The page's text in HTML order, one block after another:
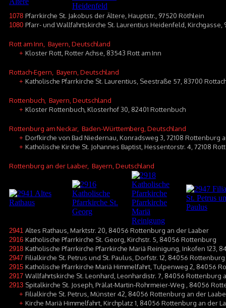
1078 Pfarrkirche St. Jakobus der Ältere, Hauptstr., 97520 Röthlein
1080 Pfarr- und Wallfahrtskirche St. Laurentius Heidenfeld,
Rott am Inn , Bayern, Deutschland
+ Kloster Rott, Rotter Achse, 83543 Rott am Inn
Rottach-Egern , Bayern, Deutschland
+ Katholische Pfarrkirche St. Laurentius, Seestraße 57, 83700
Rottenbuch , Bayern, Deutschland
+ Kloster Rottenbuch, Klosterhof 30, 82401 Rottenbuch
Rottenburg am Neckar, Baden-Württemberg, Deutschland
+ Dorfkirche von Bad Niedernau, Konradsweg 3, 72108 Rottenburg
+ Katholische Kirche St. Johannes Baptist, Hessentorstr. 4, 72108
Rottenburg an der Laaber, Bayern, Deutschland
2941 Altes Rathaus, Marktstr. 20, 84056 Rottenburg an der Laaber
2916 Katholische Pfarrkirche St. Georg, Kirchstr. 5, 84056 Rottenburg
2918 Katholische Pfarrkirche Pfarrkirche Mariä Reinigung, Inkofen 123,
2947 Filialkirche St. Petrus und St. Paulus, Dorfstr. 12, 84056
2915 Katholische Pfarrkirche Mariä Himmelfahrt, Tulpenweg 2, 84056
2917 Wallfahrtskirche St. Leonhard, Leonhardistr. 7, 84056 Rottenburg
2913 Spitalkirche St. Joseph, Prälat-Martin-Rohrmeier-Weg , 84056
+ Filialkirche St. Petrus, Münster 42, 84056 Rottenburg an der
+ Kirche Mariä Himmelfahrt, Kirchplatz 1, 84056 Rottenburg an der